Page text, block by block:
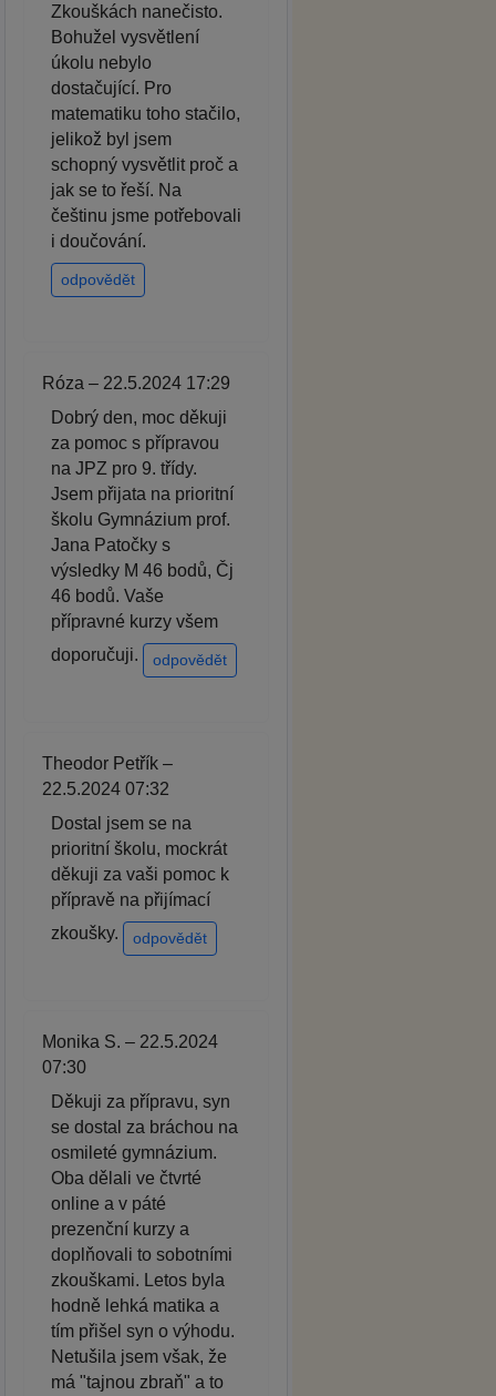
Zkouškách nanečisto.
Bohužel vysvětlení
úkolu nebylo
dostačující. Pro
matematiku toho stačilo,
jelikož byl jsem
schopný vysvětlit proč a
jak se to řeší. Na
češtinu jsme potřebovali
i doučování.
odpovědět
Róza – 22.5.2024 17:29
Dobrý den, moc děkuji
za pomoc s přípravou
na JPZ pro 9. třídy.
Jsem přijata na prioritní
školu Gymnázium prof.
Jana Patočky s
výsledky M 46 bodů, Čj
46 bodů. Vaše
přípravné kurzy všem
doporučuji.
odpovědět
Theodor Petřík –
22.5.2024 07:32
Dostal jsem se na
prioritní školu, mockrát
děkuji za vaši pomoc k
přípravě na přijímací
zkoušky.
odpovědět
Monika S. – 22.5.2024
07:30
Děkuji za přípravu, syn
se dostal za bráchou na
osmileté gymnázium.
Oba dělali ve čtvrté
online a v páté
prezenční kurzy a
doplňovali to sobotními
zkouškami. Letos byla
hodně lehká matika a
tím přišel syn o výhodu.
Netušila jsem však, že
má "tajnou zbraň" a to